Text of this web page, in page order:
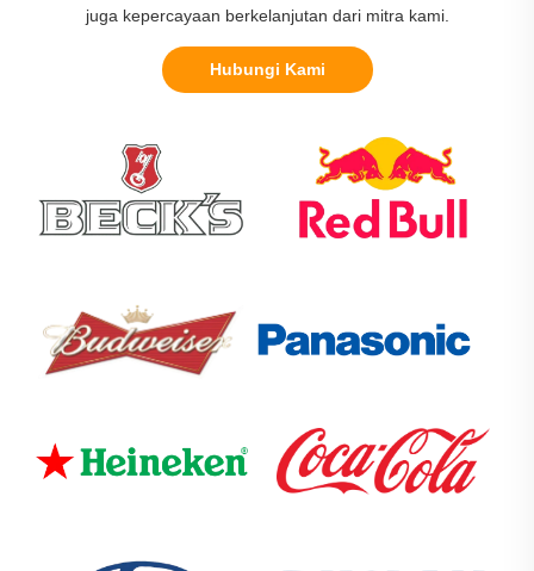
juga kepercayaan berkelanjutan dari mitra kami.
Hubungi Kami